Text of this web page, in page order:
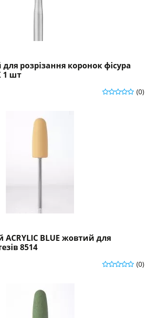
розрізання коронок фісура
1 шт
(0)
ACRYLIC BLUE жовтий для
8514
(0)